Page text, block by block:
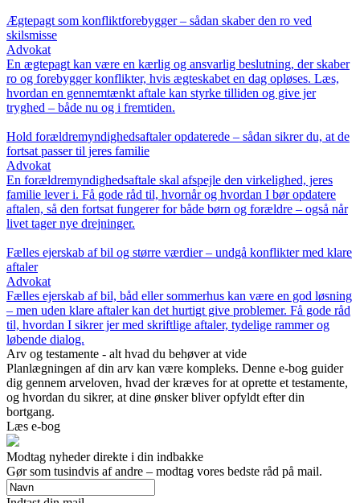
Ægtepagt som konfliktforebygger – sådan skaber den ro ved
skilsmisse
Advokat
En ægtepagt kan være en kærlig og ansvarlig beslutning, der skaber
ro og forebygger konflikter, hvis ægteskabet en dag opløses. Læs,
hvordan en gennemtænkt aftale kan styrke tilliden og give jer
tryghed – både nu og i fremtiden.
Hold forældremyndighedsaftaler opdaterede – sådan sikrer du, at de
fortsat passer til jeres familie
Advokat
En forældremyndighedsaftale skal afspejle den virkelighed, jeres
familie lever i. Få gode råd til, hvornår og hvordan I bør opdatere
aftalen, så den fortsat fungerer for både børn og forældre – også når
livet tager nye drejninger.
Fælles ejerskab af bil og større værdier – undgå konflikter med klare
aftaler
Advokat
Fælles ejerskab af bil, båd eller sommerhus kan være en god løsning
– men uden klare aftaler kan det hurtigt give problemer. Få gode råd
til, hvordan I sikrer jer med skriftlige aftaler, tydelige rammer og
løbende dialog.
Arv og testamente - alt hvad du behøver at vide
Planlægningen af din arv kan være kompleks. Denne e-bog guider
dig gennem arveloven, hvad der kræves for at oprette et testamente,
og hvordan du sikrer, at dine ønsker bliver opfyldt efter din
bortgang.
Læs e-bog
Modtag nyheder direkte i din indbakke
Gør som tusindvis af andre – modtag vores bedste råd på mail.